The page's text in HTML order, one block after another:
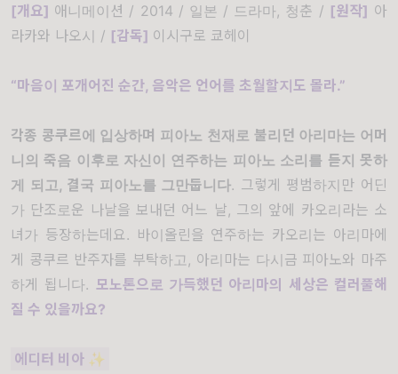
[개요] 애니메이션 / 2014 / 일본 / 드라마, 청춘 / [원작] 아
라카와 나오시 / [감독] 이시구로 쿄헤이
“마음이 포개어진 순간, 음악은 언어를 초월할지도 몰라.”
각종 콩쿠르에 입상하며 피아노 천재로 불리던 아리마는 어머
니의 죽음 이후로 자신이 연주하는 피아노 소리를 듣지 못하
게 되고, 결국 피아노를 그만둡니다. 그렇게 평범하지만 어딘
가 단조로운 나날을 보내던 어느 날, 그의 앞에 카오리라는 소
녀가 등장하는데요. 바이올린을 연주하는 카오리는 아리마에
게 콩쿠르 반주자를 부탁하고, 아리마는 다시금 피아노와 마주
하게 됩니다. 모노톤으로 가득했던 아리마의 세상은 컬러풀해
질 수 있을까요?
에디터 비아 ✨